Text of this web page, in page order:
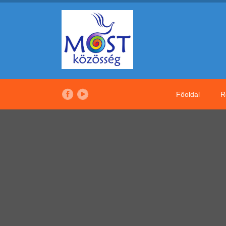
Főoldal